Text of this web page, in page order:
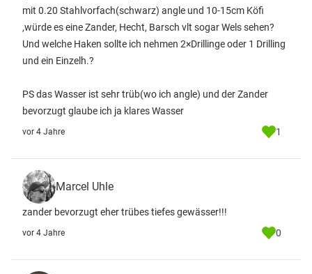
mit 0.20 Stahlvorfach(schwarz) angle und 10-15cm Köfi
,würde es eine Zander, Hecht, Barsch vlt sogar Wels sehen?
Und welche Haken sollte ich nehmen 2×Drillinge oder 1 Drilling
und ein Einzelh.?
PS das Wasser ist sehr trüb(wo ich angle) und der Zander
bevorzugt glaube ich ja klares Wasser
vor 4 Jahre 1
Marcel Uhle
zander bevorzugt eher trübes tiefes gewässer!!!
vor 4 Jahre 0